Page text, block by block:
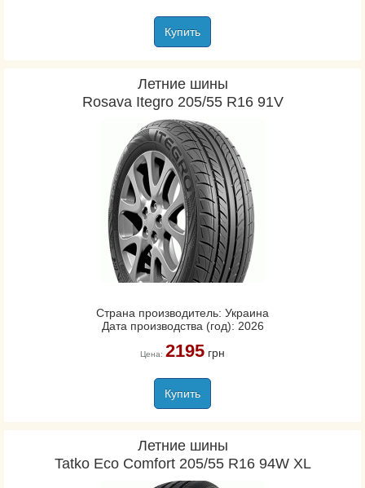
Купить
Летние шины
Rosava Itegro 205/55 R16 91V
Страна производитель: Украина
Дата производства (год): 2026
Цена: 2195грн
Купить
Летние шины
Tatko Eco Comfort 205/55 R16 94W XL